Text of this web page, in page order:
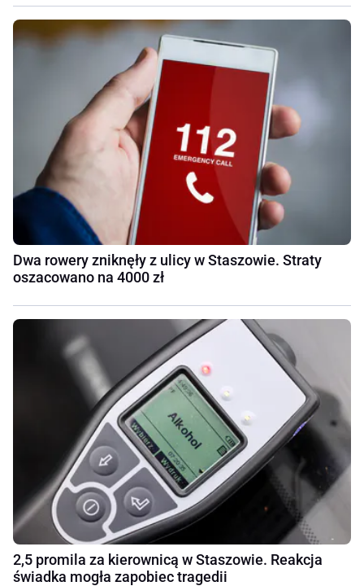
Dwa rowery zniknęły z ulicy w Staszowie. Straty
oszacowano na 4000 zł
2,5 promila za kierownicą w Staszowie. Reakcja
świadka mogła zapobiec tragedii